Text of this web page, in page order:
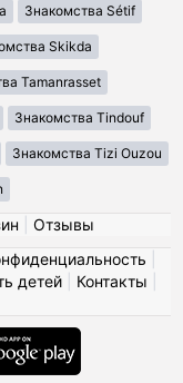
Знакомства Sétif
Skikda
Tamanrasset
Знакомства Tindouf
Знакомства Tizi Ouzou
Отзывы
детей| Контакты